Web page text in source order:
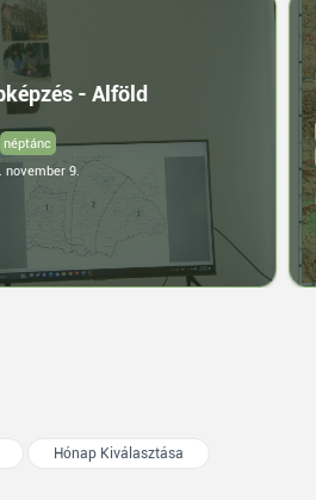
- Alföld
néptánc
november 9.